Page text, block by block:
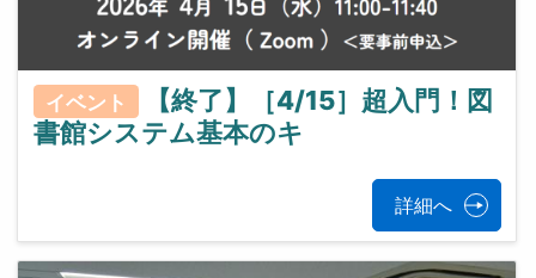
イベント
【終了】［4/15］超入門！図
書館システム基本のキ
詳細へ